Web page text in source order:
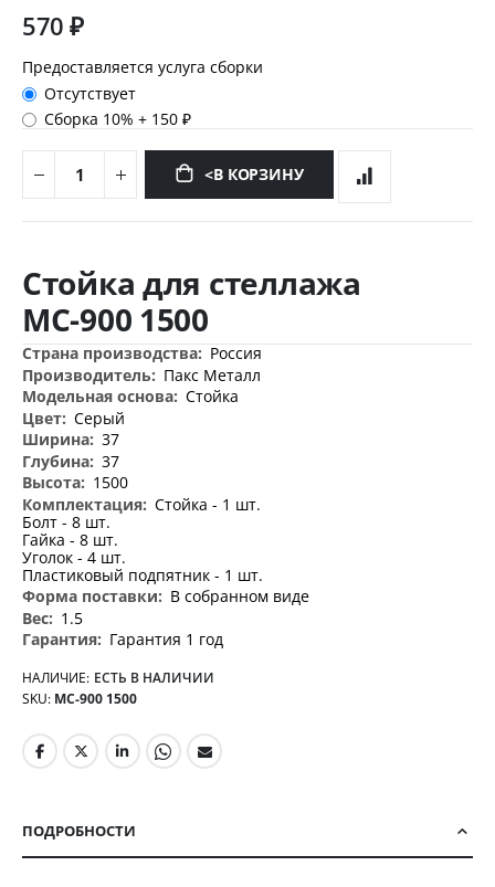
570 ₽
Предоставляется услуга сборки
Отсутствует
Сборка 10%+ 150 ₽
<В КОРЗИНУ
началу
изображений
Стойка для стеллажа
МС-900 1500
Дополнительная
информация
Россия
Пакс Металл
Стойка
Серый
37
37
1500
Стойка - 1 шт.
Болт - 8 шт.
Гайка - 8 шт.
Уголок - 4 шт.
Пластиковый подпятник - 1 шт.
В собранном виде
1.5
Гарантия 1 год
НАЛИЧИЕ: ЕСТЬ В НАЛИЧИИ
SKU МС-900 1500
ПОДРОБНОСТИ